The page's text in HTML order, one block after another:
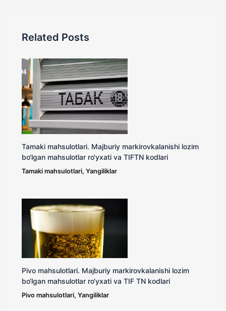
Related Posts
Tamaki mahsulotlari. Majburiy markirovkalanishi lozim
bo‘lgan mahsulotlar ro‘yxati va TIFTN kodlari
Tamaki mahsulotlari, Yangiliklar
Pivo mahsulotlari. Majburiy markirovkalanishi lozim
bo‘lgan mahsulotlar ro‘yxati va TIF TN kodlari
Pivo mahsulotlari, Yangiliklar